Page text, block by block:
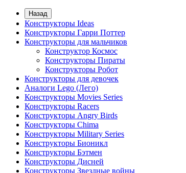
Назад
Конструкторы Ideas
Конструкторы Гарри Поттер
Конструкторы для мальчиков
Конструктор Космос
Конструкторы Пираты
Конструкторы Робот
Конструкторы для девочек
Аналоги Lego (Лего)
Конструкторы Movies Series
Конструкторы Racers
Конструкторы Angry Birds
Конструкторы Chima
Конструкторы Military Series
Конструкторы Бионикл
Конструкторы Бэтмен
Конструкторы Дисней
Конструкторы Звездные войны